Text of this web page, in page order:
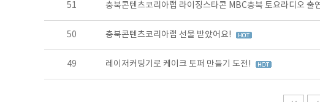
51 충북콘텐츠코리아랩 라이징스타콘 MBC충북 토요라디오 출
50 충북콘텐츠코리아랩 선물 받았어요!
49 레이저커팅기로 케이크 토퍼 만들기 도전!